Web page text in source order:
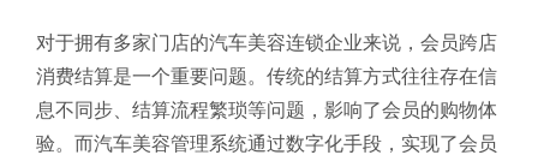
对于拥有多家门店的汽车美容连锁企业来说，会员跨店
消费结算是一个重要问题。传统的结算方式往往存在信
息不同步、结算流程繁琐等问题，影响了会员的购物体
验。而汽车美容管理系统通过数字化手段，实现了会员